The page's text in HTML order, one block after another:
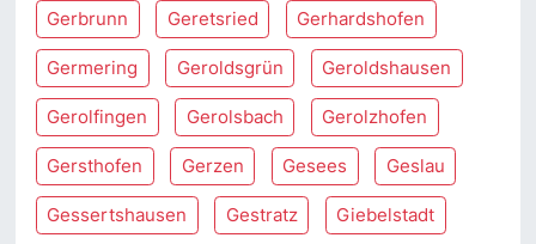
Gerbrunn Geretsried Gerhardshofen
Germering Geroldsgrün Geroldshausen
Gerolfingen Gerolsbach Gerolzhofen
Gersthofen Gerzen Gesees Geslau
Gessertshausen Gestratz Giebelstadt